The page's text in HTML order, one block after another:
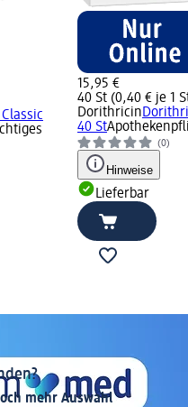
15,95 €
40 St (0,40 € je 1
Dorithricin
40 St
(0)
Hinweise
Lieferbar
mehr Auswahl